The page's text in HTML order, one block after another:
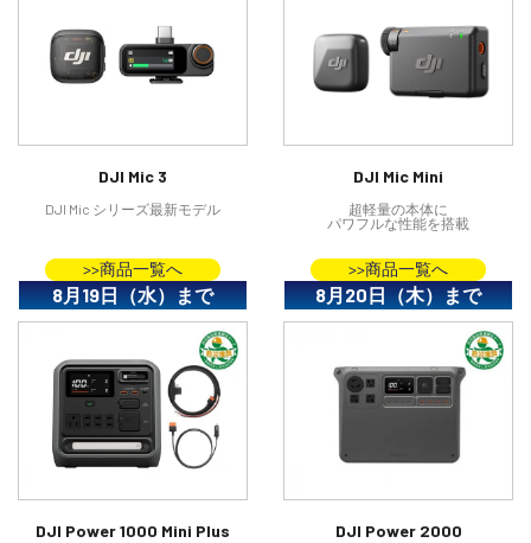
DJI Mic 3
DJI Mic シリーズ最新モデル
>>商品一覧へ
DJI Mic Mini
超軽量の本体に
パワフルな性能を搭載
>>商品一覧へ
8月19日（水）まで
DJI Power 1000 Mini Plus
8月20日（木）まで
DJI Power 2000